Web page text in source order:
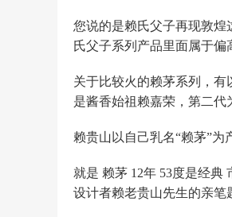
您说的是赖氏父子再现敦煌
氏父子系列产品里面属于偏
关于比较火的赖茅系列，有
是酱香始祖赖嘉荣，第二代
赖贵山以自己乳名“赖茅”为
就是 赖茅 12年 53度是经典
设计者赖老贵山先生的亲笔